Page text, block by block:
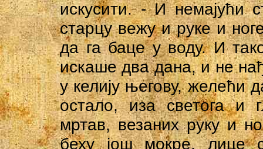
искусити. - И немајући
старцу вежу и руке и
да га баце у воду. И
искаше два дана, и не
у келију његову, желећи
остало, иза светога и
мртав, везаних руку и
беху још мокре, лице